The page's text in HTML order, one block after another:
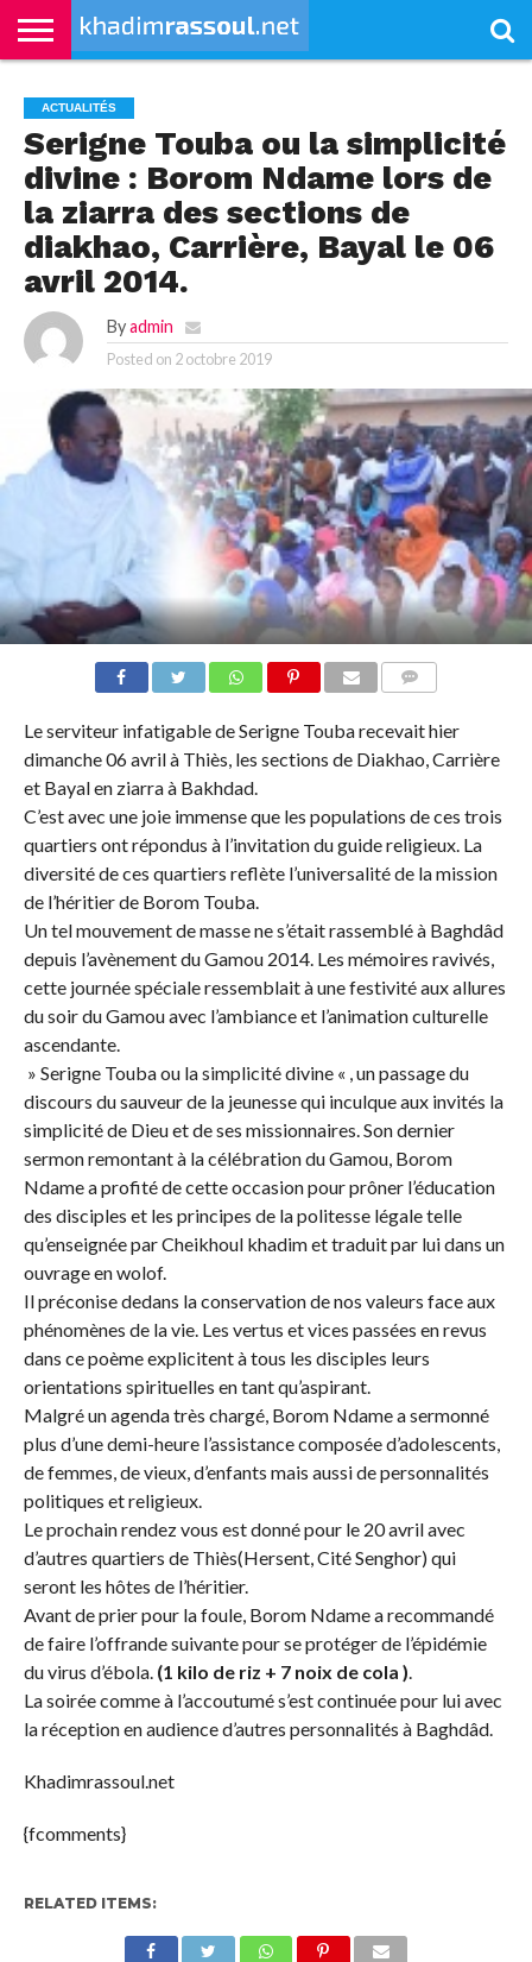
KHADIMRASSOUL
LE
MOURIDISME
ACTUALITÉS
CONTRIBUTIONS
PASS
–
PASS
NETALI
BOROM
NDAME
L’ISLAM
VIDÉOS
ACTUALITÉS
Serigne Touba ou la simplicité
divine : Borom Ndame lors de
la ziarra des sections de
diakhao, Carrière, Bayal le 06
avril 2014.
By admin
Posted on 2 octobre 2019
Le serviteur infatigable de Serigne Touba recevait hier
dimanche 06 avril à Thiès, les sections de Diakhao, Carrière
et Bayal en ziarra à Bakhdad.
C’est avec une joie immense que les populations de ces trois
quartiers ont répondus à l’invitation du guide religieux. La
diversité de ces quartiers reflète l’universalité de la mission
de l’héritier de Borom Touba.
Un tel mouvement de masse ne s’était rassemblé à Baghdâd
depuis l’avènement du Gamou 2014. Les mémoires ravivés,
cette journée spéciale ressemblait à une festivité aux allures
du soir du Gamou avec l’ambiance et l’animation culturelle
ascendante.
» Serigne Touba ou la simplicité divine « , un passage du
discours du sauveur de la jeunesse qui inculque aux invités la
simplicité de Dieu et de ses missionnaires. Son dernier
sermon remontant à la célébration du Gamou, Borom
Ndame a profité de cette occasion pour prôner l’éducation
des disciples et les principes de la politesse légale telle
qu’enseignée par Cheikhoul khadim et traduit par lui dans un
ouvrage en wolof.
Il préconise dedans la conservation de nos valeurs face aux
phénomènes de la vie. Les vertus et vices passées en revus
dans ce poème explicitent à tous les disciples leurs
orientations spirituelles en tant qu’aspirant.
Malgré un agenda très chargé, Borom Ndame a sermonné
plus d’une demi-heure l’assistance composée d’adolescents,
de femmes, de vieux, d’enfants mais aussi de personnalités
politiques et religieux.
Le prochain rendez vous est donné pour le 20 avril avec
d’autres quartiers de Thiès(Hersent, Cité Senghor) qui
seront les hôtes de l’héritier.
Avant de prier pour la foule, Borom Ndame a recommandé
de faire l’offrande suivante pour se protéger de l’épidémie
du virus d’ébola. (1 kilo de riz + 7 noix de cola ).
La soirée comme à l’accoutumé s’est continuée pour lui avec
la réception en audience d’autres personnalités à Baghdâd.
Khadimrassoul.net
{fcomments}
RELATED ITEMS: